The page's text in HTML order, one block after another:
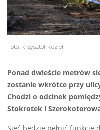
Foto: Krzysztof Kozieł
Ponad dwieście metrów
zostanie wkrótce przy
Chodzi o odcinek
Stokrotek i
Sieć będzie pełnić funkcję